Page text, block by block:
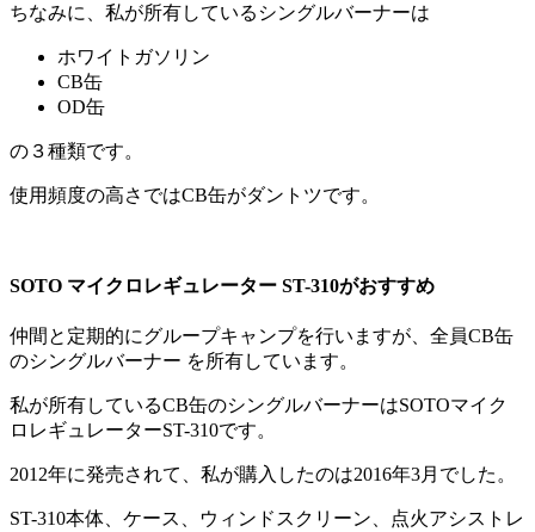
ちなみに、私が所有しているシングルバーナーは
ホワイトガソリン
CB缶
OD缶
の３種類です。
使用頻度の高さではCB缶がダントツです。
SOTO マイクロレギュレーター ST-310がおすすめ
仲間と定期的にグループキャンプを行いますが、全員CB缶
のシングルバーナー を所有しています。
私が所有しているCB缶のシングルバーナーはSOTOマイク
ロレギュレーターST-310です。
2012年に発売されて、私が購入したのは2016年3月でした。
ST-310本体、ケース、ウィンドスクリーン、点火アシストレ